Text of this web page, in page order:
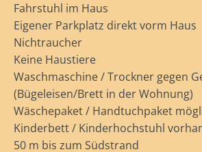
Fahrstuhl im Haus
Eigener Parkplatz direkt vorm Haus
Nichtraucher
Keine Haustiere
Waschmaschine / Trockner gegen
(Bügeleisen/Brett in der Wohnung)
Wäschepaket / Handtuchpaket
Kinderbett / Kinderhochstuhl
50 m bis zum Südstrand